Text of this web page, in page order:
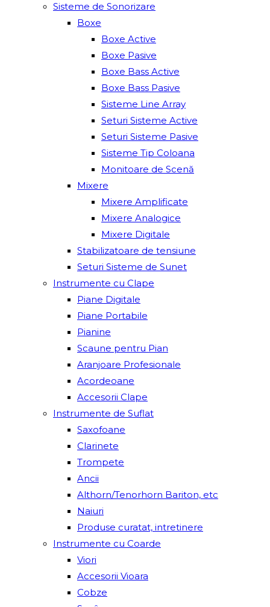
Sisteme de Sonorizare
Boxe
Boxe Active
Boxe Pasive
Boxe Bass Active
Boxe Bass Pasive
Sisteme Line Array
Seturi Sisteme Active
Seturi Sisteme Pasive
Sisteme Tip Coloana
Monitoare de Scenă
Mixere
Mixere Amplificate
Mixere Analogice
Mixere Digitale
Stabilizatoare de tensiune
Seturi Sisteme de Sunet
Instrumente cu Clape
Piane Digitale
Piane Portabile
Pianine
Scaune pentru Pian
Aranjoare Profesionale
Acordeoane
Accesorii Clape
Instrumente de Suflat
Saxofoane
Clarinete
Trompete
Ancii
Althorn/Tenorhorn Bariton, etc
Naiuri
Produse curatat, intretinere
Instrumente cu Coarde
Viori
Accesorii Vioara
Cobze